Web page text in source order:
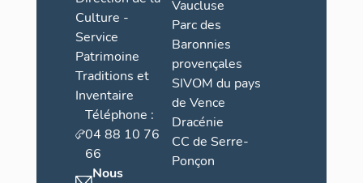
Culture -
Service
Patrimoine
Traditions et
Inventaire
Téléphone :
04 88 10 76
66
Nous
Vaucluse
Parc des
Baronnies
provençales
SIVOM du pays
de Vence
Dracénie
CC de Serre-
Ponçon